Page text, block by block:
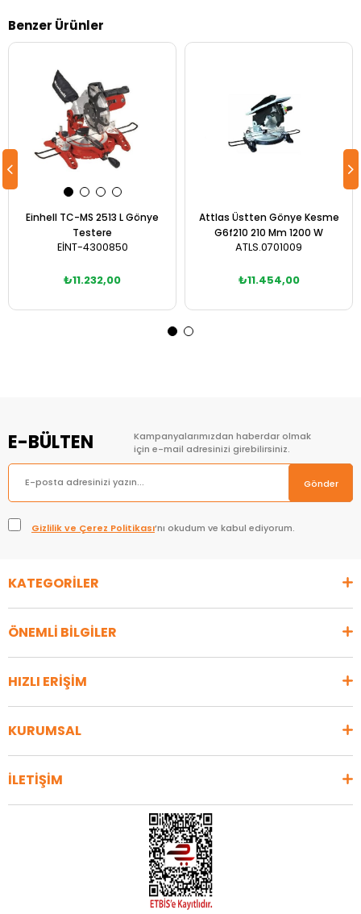
Benzer Ürünler
Einhell TC-MS 2513 L Gönye
Testere
EİNT-4300850
₺11.232,00
Attlas Üstten Gönye Kesme
G6f210 210 Mm 1200 W
ATLS.0701009
₺11.454,00
E-BÜLTEN
Kampanyalarımızdan haberdar olmak
için e-mail adresinizi girebilirsiniz.
Gönder
Gizlilik ve Çerez Politikası’nı okudum ve kabul ediyorum.
KATEGORİLER
ÖNEMLİ BİLGİLER
HIZLI ERİŞİM
KURUMSAL
İLETİŞİM